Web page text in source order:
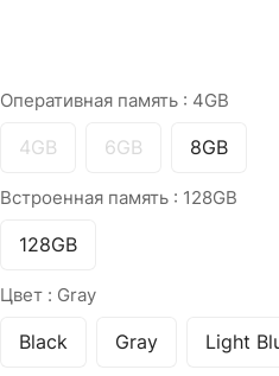
Оперативная память : 4GB
4GB 6GB 8GB
Встроенная память : 128GB
128GB
Цвет : Gray
Black Gray Light